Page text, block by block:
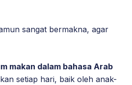
sangat bermakna, agar
makan dalam bahasa Arab
setiap hari, baik oleh anak-